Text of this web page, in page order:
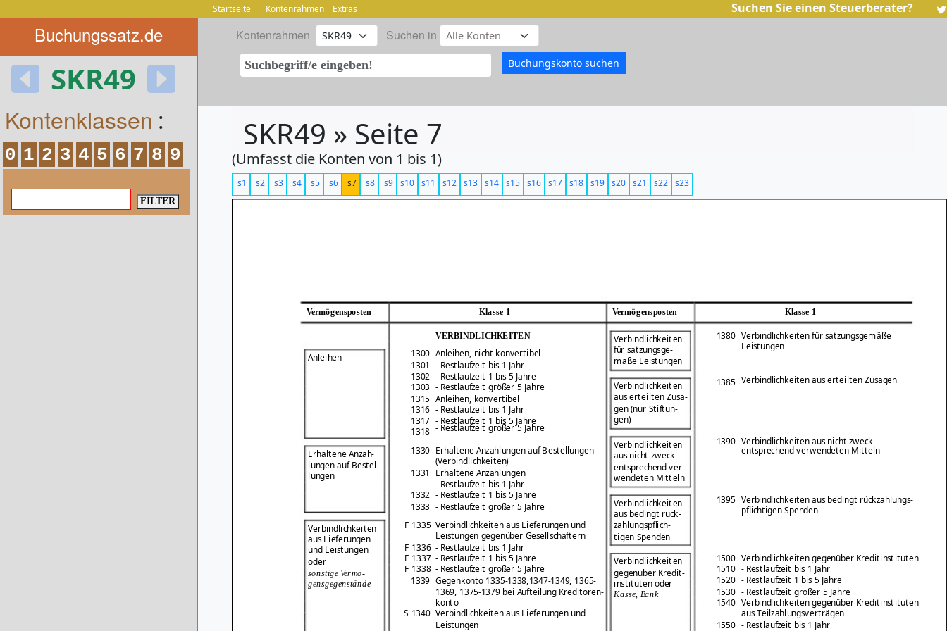
Startseite Kontenrahmen Extras Suchen Sie einen Steuerberater?
Buchungssatz.de
SKR49
Kontenrahmen Suchen in
Kontenklassen :
0 1 2 3 4 5 6 7 8 9
SKR49 » Seite 7
(Umfasst die Konten von 1 bis 1)
s1 s2 s3 s4 s5 s6 s7 s8 s9 s10 s11 s12 s13 s14 s15 s16 s17 s18 s19 s20 s21 s22 s23
Vermögensposten Klasse 1 Vermögensposten Klasse 1
VERBINDLICHKEITEN 1380 Verbindlichkeiten für satzungsgemäße
Verbindlichkeiten
für satzungsge-
Leistungen
Anleihen 1300 Anleihen, nicht konvertibel
mäße Leistungen
1301
- Restlaufzeit bis 1 Jahr
1302 - Restlaufzeit 1 bis 5 Jahre
1385 Verbindlichkeiten aus erteilten Zusagen
1303 - Restlaufzeit größer 5 Jahre
Verbindlichkeiten
1315 Anleihen, konvertibel
aus erteilten Zusa-
1316 - Restlaufzeit bis 1 Jahr
gen (nur Stiftun-
1317 - Restlaufzeit 1 bis 5 Jahre gen)
1318 - Restlaufzeit größer 5 Jahre
Verbindlichkeiten
1390 Verbindlichkeiten aus nicht zweck-
1330 Erhaltene Anzahlungen auf Bestellungen entsprechend verwendeten Mitteln
Erhaltene Anzah-
aus nicht zweck-
lungen auf Bestel-
(Verbindlichkeiten) entsprechend ver-
1331 Erhaltene Anzahlungen
lungen wendeten Mitteln
- Restlaufzeit bis 1 Jahr
1332 - Restlaufzeit 1 bis 5 Jahre 1395 Verbindlichkeiten aus bedingt rückzahlungs-
Verbindlichkeiten
1333 - Restlaufzeit größer 5 Jahre
aus bedingt rück- pflichtigen Spenden
F 1335 Verbindlichkeiten aus Lieferungen und zahlungspflich-
Verbindlichkeiten
aus Lieferungen
Leistungen gegenüber Gesellschaftern tigen Spenden
F 1336 - Restlaufzeit bis 1 Jahr
und Leistungen
F 1337 - Restlaufzeit 1 bis 5 Jahre 1500 Verbindlichkeiten gegenüber Kreditinstituten
oder Verbindlichkeiten
F 1338 - Restlaufzeit größer 5 Jahre 1510 - Restlaufzeit bis 1 Jahr
sonstige Vermö- gegenüber Kredit-
1339 Gegenkonto 1335-1338,1347-1349, 1365- 1520 - Restlaufzeit 1 bis 5 Jahre
gensgegenstände instituten oder
1369, 1375-1379 bei Aufteilung Kreditoren- 1530 - Restlaufzeit größer 5 Jahre
Kasse, Bank
konto 1540 Verbindlichkeiten gegenüber Kreditinstituten
S 1340 Verbindlichkeiten aus Lieferungen und aus Teilzahlungsverträgen
Leistungen 1550 - Restlaufzeit bis 1 Jahr